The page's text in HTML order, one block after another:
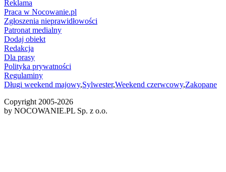
Reklama
Praca w Nocowanie.pl
Zgłoszenia nieprawidłowości
Patronat medialny
Dodaj obiekt
Redakcja
Dla prasy
Polityka prywatności
Regulaminy
Długi weekend majowy,Sylwester,Weekend czerwcowy,Zakopane
Copyright 2005-2026
by NOCOWANIE.PL Sp. z o.o.